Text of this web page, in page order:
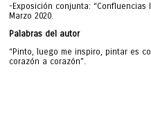
-Exposición conjunta: “Confluencias
Marzo 2020.
Palabras del autor
“Pinto, luego me inspiro, pintar es
corazón a corazón”.